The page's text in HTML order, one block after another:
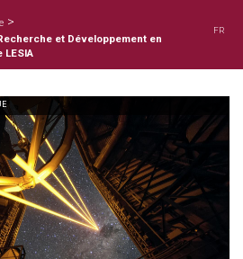
>
et Développement en
LESIA
FR